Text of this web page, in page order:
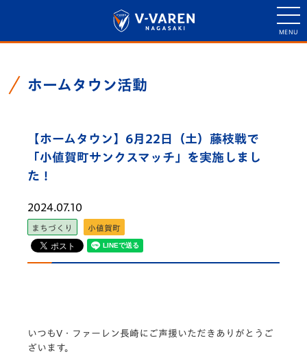
ホームタウン活動
【ホームタウン】6月22日（土）藤枝戦で
「小値賀町サンクスマッチ」を実施しまし
た！
2024.07.10
まちづくり 小値賀町
いつもV・ファーレン長崎にご声援いただきありがとうご
ざいます。